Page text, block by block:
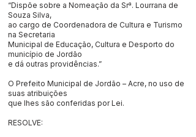
“Dispõe sobre a Nomeação da Srª. Lourrana de
Souza Silva,
ao cargo de Coordenadora de Cultura e Turismo
na Secretaria
Municipal de Educação, Cultura e Desporto do
município de Jordão
e dá outras providências.”
O Prefeito Municipal de Jordão – Acre, no uso de
suas atribuições
que lhes são conferidas por Lei.
RESOLVE: